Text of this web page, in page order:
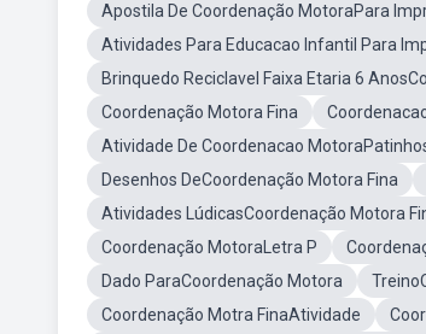
Apostila De Coordenação MotoraPara
Atividades Para Educacao Infantil Para
Brinquedo Reciclavel Faixa Etaria 6
Coordenação Motora Fina
Atividade De Coordenacao
Desenhos DeCoordenação Motora Fina
Atividades LúdicasCoordenação Motora
Coordenação MotoraLetra P
Dado ParaCoordenação Motora
Coordenação Motra FinaAtividade